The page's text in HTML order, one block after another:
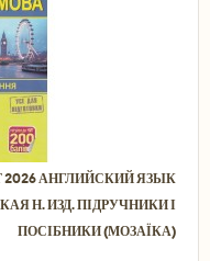
АНГЛИЙСКИЙ ЯЗЫК
Н. ИЗД. ПІДРУЧНИКИ І
ПОСІБНИКИ (МОЗАЇКА)